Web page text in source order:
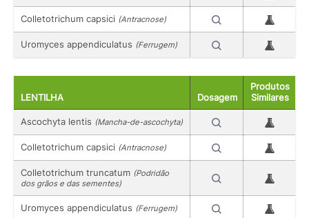
Colletotrichum capsici (Antracnose)
Uromyces appendiculatus (Ferrugem)
LENTILHA Dosagem
Produtos
Similares
Ascochyta lentis (Mancha-de-ascochyta)
Colletotrichum capsici (Antracnose)
Colletotrichum truncatum (Podridão
dos grãos e das sementes)
Uromyces appendiculatus (Ferrugem)